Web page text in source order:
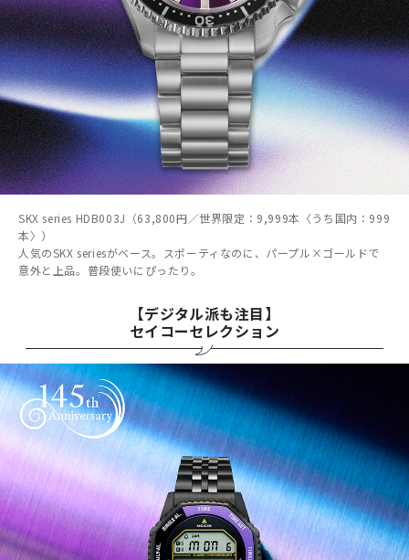
SKX series HDB003J（63,800円／世界限定：9,999本〈うち国内：999
本〉）
人気のSKX seriesがベース。スポーティなのに、パープル×ゴールドで
意外と上品。普段使いにぴったり。
【デジタル派も注目】
セイコーセレクション